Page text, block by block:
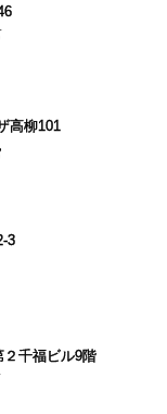
高柳101
3
千福ビル9階